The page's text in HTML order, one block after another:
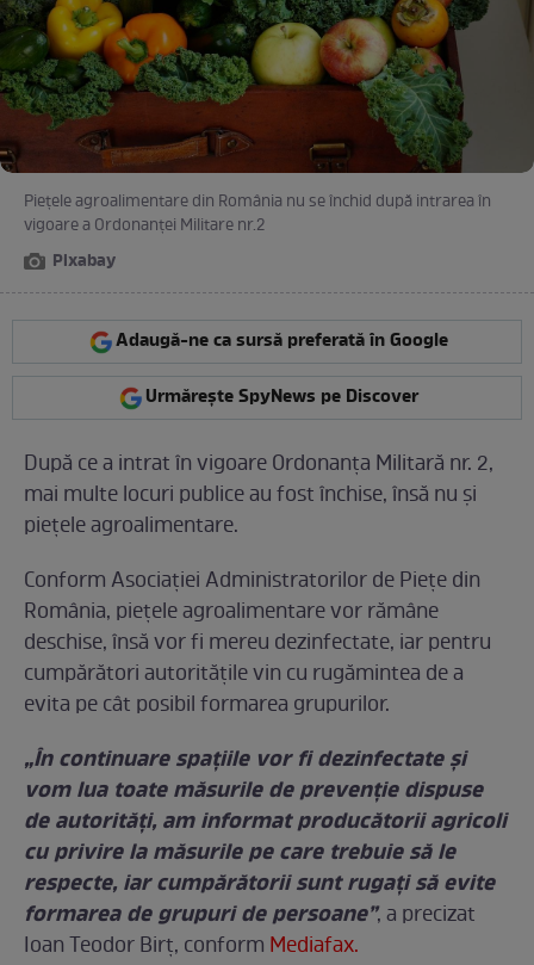
Piețele agroalimentare din România nu se închid după intrarea în
vigoare a Ordonanței Militare nr.2
Pixabay
Adaugă-ne ca sursă preferată în Google
Urmărește SpyNews pe Discover
După ce a intrat în vigoare Ordonanța Militară nr. 2,
mai multe locuri publice au fost închise, însă nu și
piețele agroalimentare.
Conform Asociației Administratorilor de Piețe din
România, piețele agroalimentare vor rămâne
deschise, însă vor fi mereu dezinfectate, iar pentru
cumpărători autoritățile vin cu rugămintea de a
evita pe cât posibil formarea grupurilor.
„În continuare spațiile vor fi dezinfectate și
vom lua toate măsurile de prevenție dispuse
de autorități, am informat producătorii agricoli
cu privire la măsurile pe care trebuie să le
respecte, iar cumpărătorii sunt rugați să evite
formarea de grupuri de persoane”, a precizat
Ioan Teodor Birț, conform Mediafax.